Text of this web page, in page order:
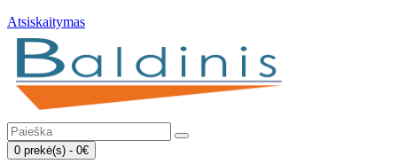
Atsiskaitymas
0 prekė(s) - 0€